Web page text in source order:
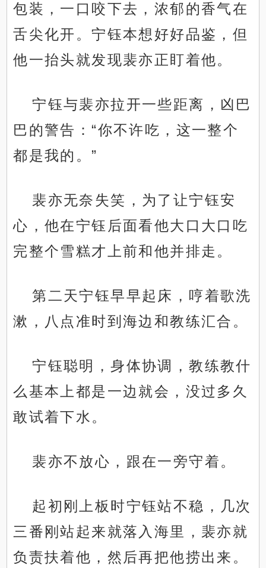
包装，一口咬下去，浓郁的香气在
舌尖化开。宁钰本想好好品鉴，但
他一抬头就发现裴亦正盯着他。
宁钰与裴亦拉开一些距离，凶巴
巴的警告：“你不许吃，这一整个
都是我的。”
裴亦无奈失笑，为了让宁钰安
心，他在宁钰后面看他大口大口吃
完整个雪糕才上前和他并排走。
第二天宁钰早早起床，哼着歌洗
漱，八点准时到海边和教练汇合。
宁钰聪明，身体协调，教练教什
么基本上都是一边就会，没过多久
敢试着下水。
裴亦不放心，跟在一旁守着。
起初刚上板时宁钰站不稳，几次
三番刚站起来就落入海里，裴亦就
负责扶着他，然后再把他捞出来。